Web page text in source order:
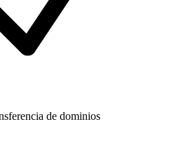
de dominios